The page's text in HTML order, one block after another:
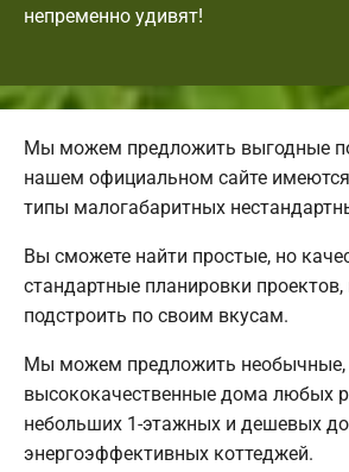
непременно удивят!
Мы можем предложить выгодные
нашем официальном сайте
типы малогабаритных
Вы сможете найти простые, но
стандартные планировки
подстроить по своим вкусам.
Мы можем предложить необычные,
высококачественные дома любых
небольших 1-этажных и дешевых
энергоэффективных коттеджей.